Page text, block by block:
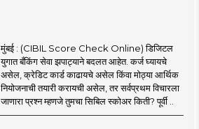
मुंबई : (CIBIL Score Check Online) डिजिटल
युगात बँकिंग सेवा झपाट्याने बदलत आहेत. कर्ज घ्यायचे
असेल, क्रेडिट कार्ड काढायचे असेल किंवा मोठ्या आर्थिक
नियोजनाची तयारी करायची असेल, तर सर्वप्रथम विचारला
जाणारा प्रश्न म्हणजे तुमचा सिबिल स्कोअर किती? पूर्वी ..